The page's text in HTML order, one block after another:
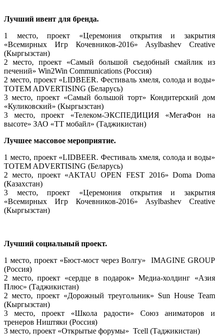
Лучший ивент для бренда.
1 место, проект «Церемония открытия и закрытия
«Всемирных Игр Кочевников-2016» Asylbashev Creative
(Кыргызстан)
2 место, проект «Самый большой съедобный смайлик из
печений» Win2Win Communications (Россия)
2 место, проект «LIDBEER. Фестиваль хмеля, солода и воды»
TOTEM ADVERTISING (Беларусь)
3 место, проект «Самый большой торт» Кондитерский дом
«Куликовский» (Кыргызстан)
3 место, проект «Телеком-ЭКСПЕДИЦИЯ «МегаФон на
высоте» ЗАО «TT мобайл» (Таджикистан)
Лучшее массовое мероприятие.
1 место, проект «LIDBEER. Фестиваль хмеля, солода и воды»
TOTEM ADVERTISING (Беларусь)
2 место, проект «AKTAU OPEN FEST 2016» Doma Doma
(Казахстан)
3 место, проект «Церемония открытия и закрытия
«Всемирных Игр Кочевников-2016» Asylbashev Creative
(Кыргызстан)
Лучший социальный проект.
1 место, проект «Бюст-мост через Волгу» IMAGINE GROUP
(Россия)
2 место, проект «сердце в подарок» Медиа-холдинг «Азия
Плюс» (Таджикистан)
2 место, проект «Дорожный треугольник» Sun House Team
(Кыргызстан)
3 место, проект «Школа радости» Союз аниматоров и
тренеров Ништяки (Россия)
3 место, проект «Открытые форумы» Tcell (Таджикистан)